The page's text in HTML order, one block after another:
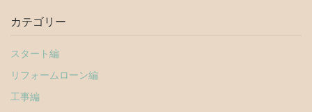
カテゴリー
スタート編
リフォームローン編
工事編